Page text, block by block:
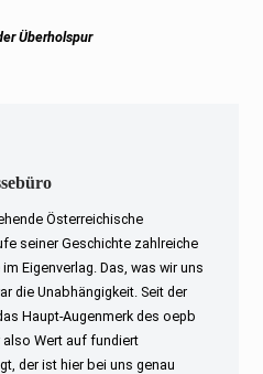
Überholspur
Österreichische
seiner Geschichte zahlreiche
Eigenverlag. Das, was wir uns
die Unabhängigkeit. Seit der
Haupt-Augenmerk des oepb
Wert auf fundiert
der ist hier bei uns genau